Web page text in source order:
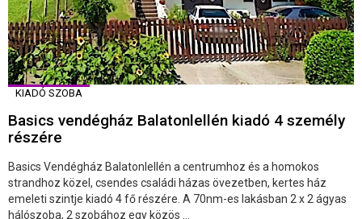
KIADÓ SZOBA
Basics vendégház Balatonlellén kiadó 4 személy
részére
Basics Vendégház Balatonlellén a centrumhoz és a homokos
strandhoz közel, csendes családi házas övezetben, kertes ház
emeleti szintje kiadó 4 fő részére. A 70nm-es lakásban 2 x 2 ágyas
hálószoba, 2 szobához egy közös ...